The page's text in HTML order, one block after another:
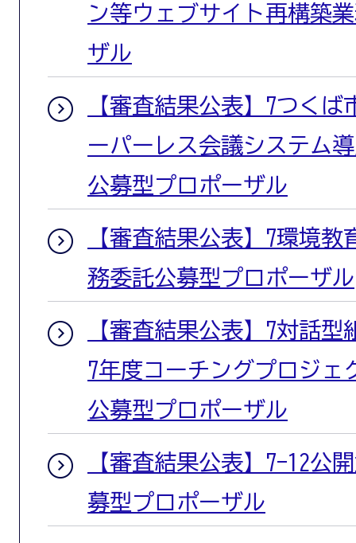
ン等ウェブサイト再構築
ザル
【審査結果公表】7つく
ーパーレス会議システム
公募型プロポーザル
【審査結果公表】7環境
務委託公募型プロポーザル
【審査結果公表】7対話
7年度コーチングプロジェ
公募型プロポーザル
【審査結果公表】7-12公
募型プロポーザル